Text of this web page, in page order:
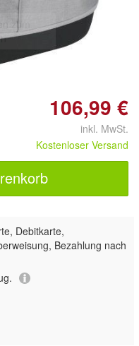
zum
106,99 €
inkl. MwSt.
Kostenloser Versand
Debitkarte,
Bezahlung nach